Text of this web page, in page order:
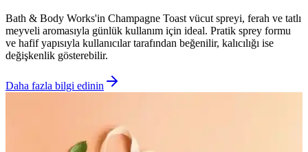
Bath & Body Works'in Champagne Toast vücut spreyi, ferah ve tatlı
meyveli aromasıyla günlük kullanım için ideal. Pratik sprey formu
ve hafif yapısıyla kullanıcılar tarafından beğenilir, kalıcılığı ise
değişkenlik gösterebilir.
Daha fazla bilgi edinin